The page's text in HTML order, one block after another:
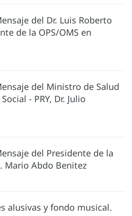
del Dr. Luis Roberto
de la OPS/OMS en
del Ministro de Salud
- PRY, Dr. Julio
del Presidente de la
Mario Abdo Benitez
alusivas y fondo musical.